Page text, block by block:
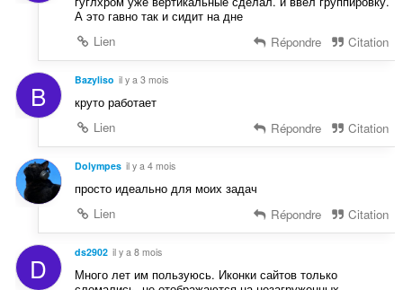
А это гавно так и сидит на дне
Lien
Répondre Citation
B Bazyliso il y a 3 mois
круто работает
Lien
Répondre Citation
Dolympes il y a 4 mois
просто идеально для моих задач
Lien
Répondre Citation
D ds2902 il y a 8 mois
Много лет им пользуюсь. Иконки сайтов только